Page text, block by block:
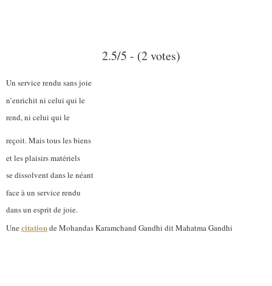
2.5/5 - (2 votes)
Un service rendu sans joie
n’enrichit ni celui qui le
rend, ni celui qui le
reçoit. Mais tous les biens
et les plaisirs matériels
se dissolvent dans le néant
face à un service rendu
dans un esprit de joie.
Unecitationde Mohandas Karamchand Gandhi dit Mahatma Gandhi